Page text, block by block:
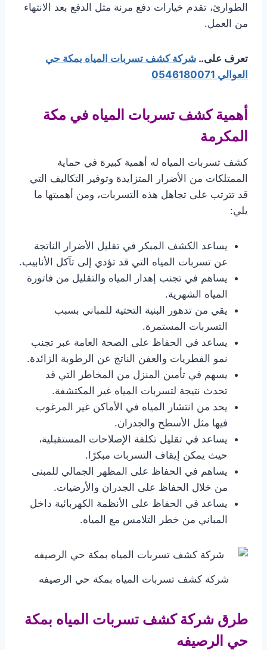
الطوارئ، تقدم خيارات دفع مرنة مثل الدفع بعد الانتهاء
من العمل.
تعرف على.. شركة كشف تسربات المياه بمكة حي
العوالي 0546180071
أهمية كشف تسربات المياه في مكة
المكرمة
كشف تسربات المياه له أهمية كبيرة في حماية
الممتلكات من الأضرار المتزايدة وتوفير التكاليف التي
قد تترتب على تجاهل هذه التسربات، ومن أهميتها ما
يلي:
يساعد الكشف المبكر في تقليل الأضرار الناتجة
عن تسربات المياه التي قد تؤدي إلى تآكل الأنابيب.
يساهم في تجنب إهدار المياه والتقليل من فاتورة
المياه الشهرية.
يقي من تدهور البنية التحتية للمباني بسبب
التسربات المستمرة.
يساعد في الحفاظ على الصحة العامة عبر تجنب
نمو الفطريات والعفن الناتج عن الرطوبة الزائدة.
يسهم في تأمين المنزل من المخاطر التي قد
تحدث نتيجة لتسربات المياه غير المكتشفة.
يحد من انتشار المياه في الأماكن غير المرغوب
فيها مثل الأسطح والجدران.
يساعد في تقليل تكلفة الإصلاحات المستقبلية،
حيث يمكن إيقاف التسربات مبكرًا.
يساهم في الحفاظ على المظهر الجمالي للمبنى
من خلال الحفاظ على الجدران والأرضيات.
يساعد في الحفاظ على الأنظمة الكهربائية داخل
المباني من خطر التلامس مع المياه.
شركة كشف تسربات المياه بمكة حي الرصيفه
طرق شركة كشف تسربات المياه بمكة
حي الرصيفه